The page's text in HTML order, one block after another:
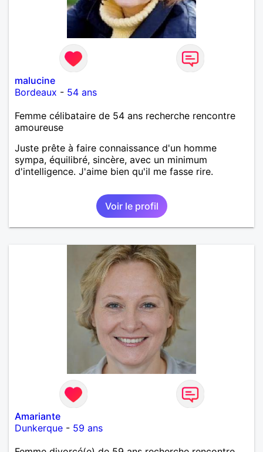
malucine
Bordeaux - 54 ans
Femme célibataire de 54 ans recherche rencontre
amoureuse
Juste prête à faire connaissance d'un homme
sympa, équilibré, sincère, avec un minimum
d'intelligence. J'aime bien qu'il me fasse rire.
Voir le profil
Amariante
Dunkerque - 59 ans